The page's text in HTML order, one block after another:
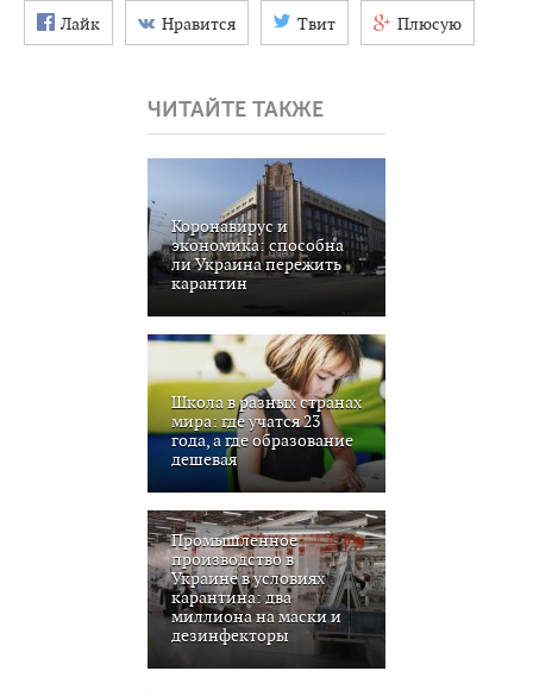
Лайк Нравится Твит Плюсую
ЧИТАЙТЕ ТАКЖЕ
Коронавирус и
экономика: способна
ли Украина пережить
карантин
Школа в разных странах
мира: где учатся 23
года, а где образование
дешевая
Промышленное
производство в
Украине в условиях
карантина: два
миллиона на маски и
дезинфекторы